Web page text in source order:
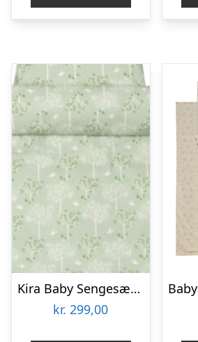
Kira Baby Sengesæt Grøn
kr. 299,00